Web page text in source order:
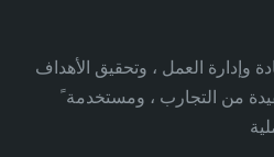
وإدارة العمل ، وتحقيق الأهداف
من التجارب ، ومستخدمة